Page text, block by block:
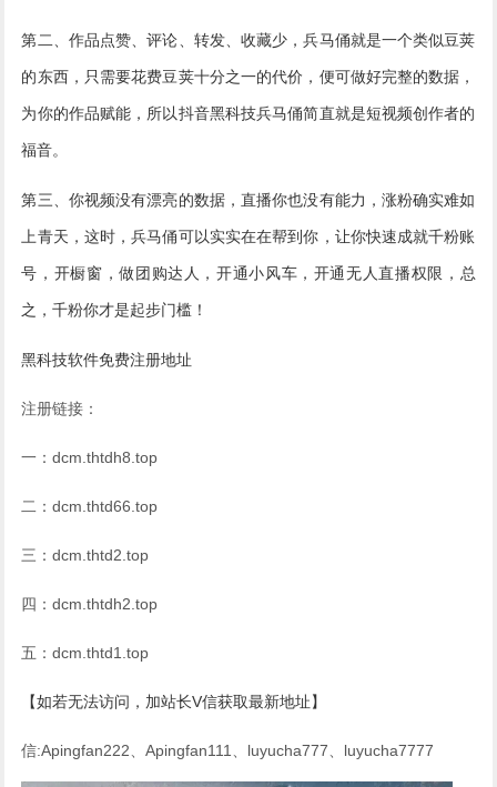
第二、作品点赞、评论、转发、收藏少，兵马俑就是一个类似豆荚
的东西，只需要花费豆荚十分之一的代价，便可做好完整的数据，
为你的作品赋能，所以抖音黑科技兵马俑简直就是短视频创作者的
福音。
第三、你视频没有漂亮的数据，直播你也没有能力，涨粉确实难如
上青天，这时，兵马俑可以实实在在帮到你，让你快速成就千粉账
号，开橱窗，做团购达人，开通小风车，开通无人直播权限，总
之，千粉你才是起步门槛！
黑科技软件免费注册地址
注册链接：
一：dcm.thtdh8.top
二：dcm.thtd66.top
三：dcm.thtd2.top
四：dcm.thtdh2.top
五：dcm.thtd1.top
【如若无法访问，加站长V信获取最新地址】
信:Apingfan222、Apingfan111、luyucha777、luyucha7777